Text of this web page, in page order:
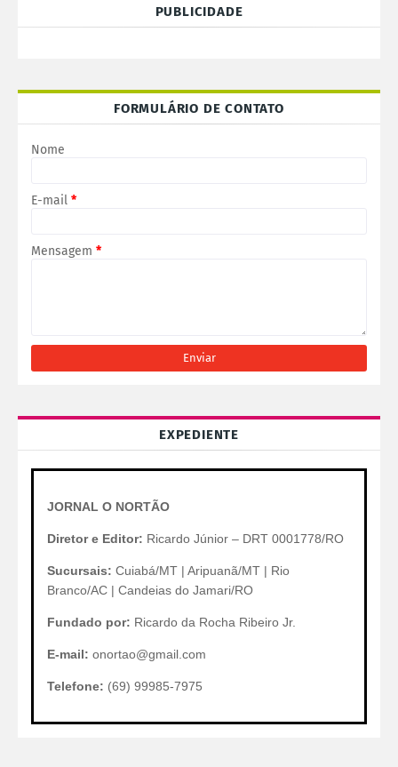
PUBLICIDADE
FORMULÁRIO DE CONTATO
Nome
E-mail *
Mensagem *
EXPEDIENTE
JORNAL O NORTÃO
Diretor e Editor: Ricardo Júnior – DRT 0001778/RO
Sucursais: Cuiabá/MT | Aripuanã/MT | Rio
Branco/AC | Candeias do Jamari/RO
Fundado por: Ricardo da Rocha Ribeiro Jr.
E-mail: onortao@gmail.com
Telefone: (69) 99985-7975